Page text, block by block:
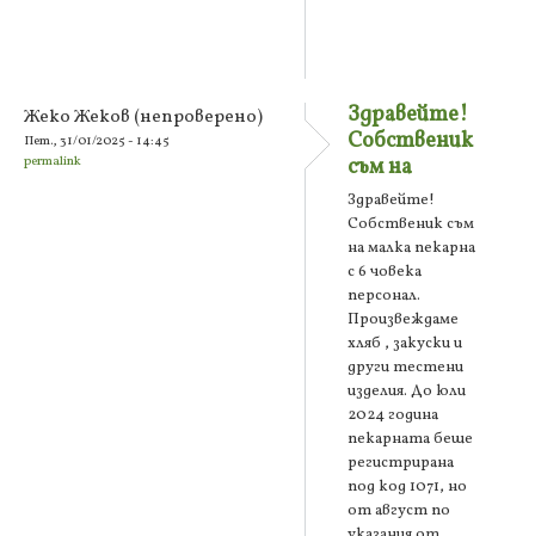
Жеко Жеков (непроверено)
Пет., 31/01/2025 - 14:45
permalink
Здравейте!
Собственик
съм на
Здравейте!
Собственик съм
на малка пекарна
с 6 човека
персонал.
Произвеждаме
хляб , закуски и
други тестени
изделия. До юли
2024 година
пекарната беше
регистрирана
под код 1071, но
от август по